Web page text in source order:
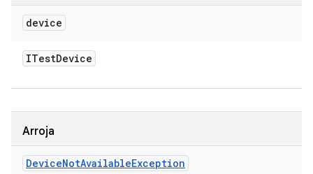
device
ITestDevice
Arroja
DeviceNotAvailableException